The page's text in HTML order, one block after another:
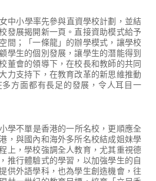
中小學率先參與直資學校計劃，並結
發展揭開新一頁。直接資助模式給予
間；「一條龍」的辦學模式，讓學校
學生的個別發展，讓學生的潛能得到
董會的領導下，在校長和教師的共同
力支持下，在教育改革的新思維推動
方面都有長足的發展，令人耳目一
不單是香港的一所名校，更順應全
，與國內和海外多所名校結成姐妹學
上，學校強調全人教育，尤其重視德
推行體驗式的學習，以加強學生的自
供外語學科，也為學生創造機會，往